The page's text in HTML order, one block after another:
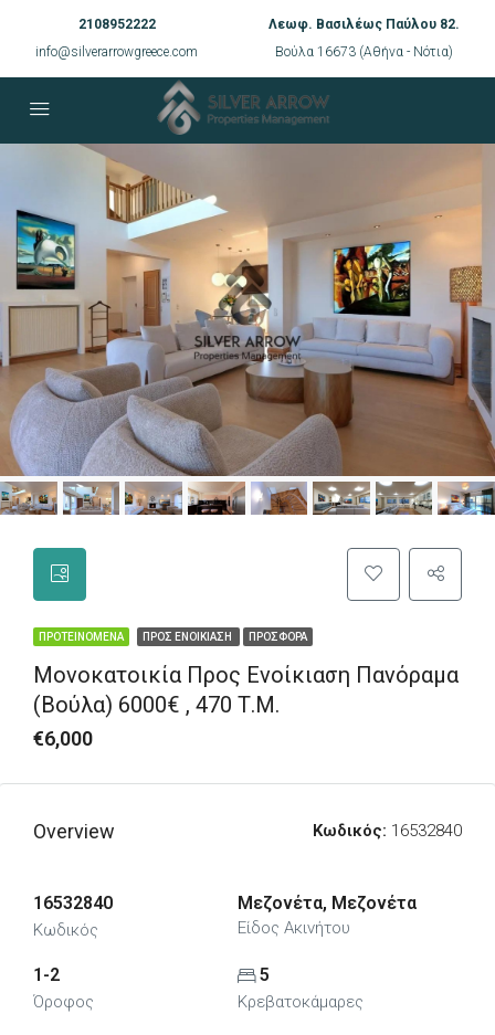
2108952222
info@silverarrowgreece.com
Λεωφ. Βασιλέως Παύλου 82.
Βούλα 16673 (Αθήνα - Νότια)
ΠΡΟΤΕΙΝΌΜΕΝΑ ΠΡΟΣ ΕΝΟΙΚΊΑΣΗ ΠΡΟΣΦΟΡΆ
Μονοκατοικία Προς Ενοίκιαση Πανόραμα
(Βούλα) 6000€ , 470 Τ.Μ.
€6,000
Overview Κωδικός: 16532840
16532840
Κωδικός
Μεζονέτα, Μεζονέτα
Είδος Ακινήτου
1-2
Όροφος
5
Κρεβατοκάμαρες